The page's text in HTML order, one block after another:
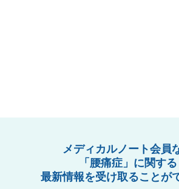
メディカルノート会員
「腰痛症」に関する
最新情報を受け取ることが